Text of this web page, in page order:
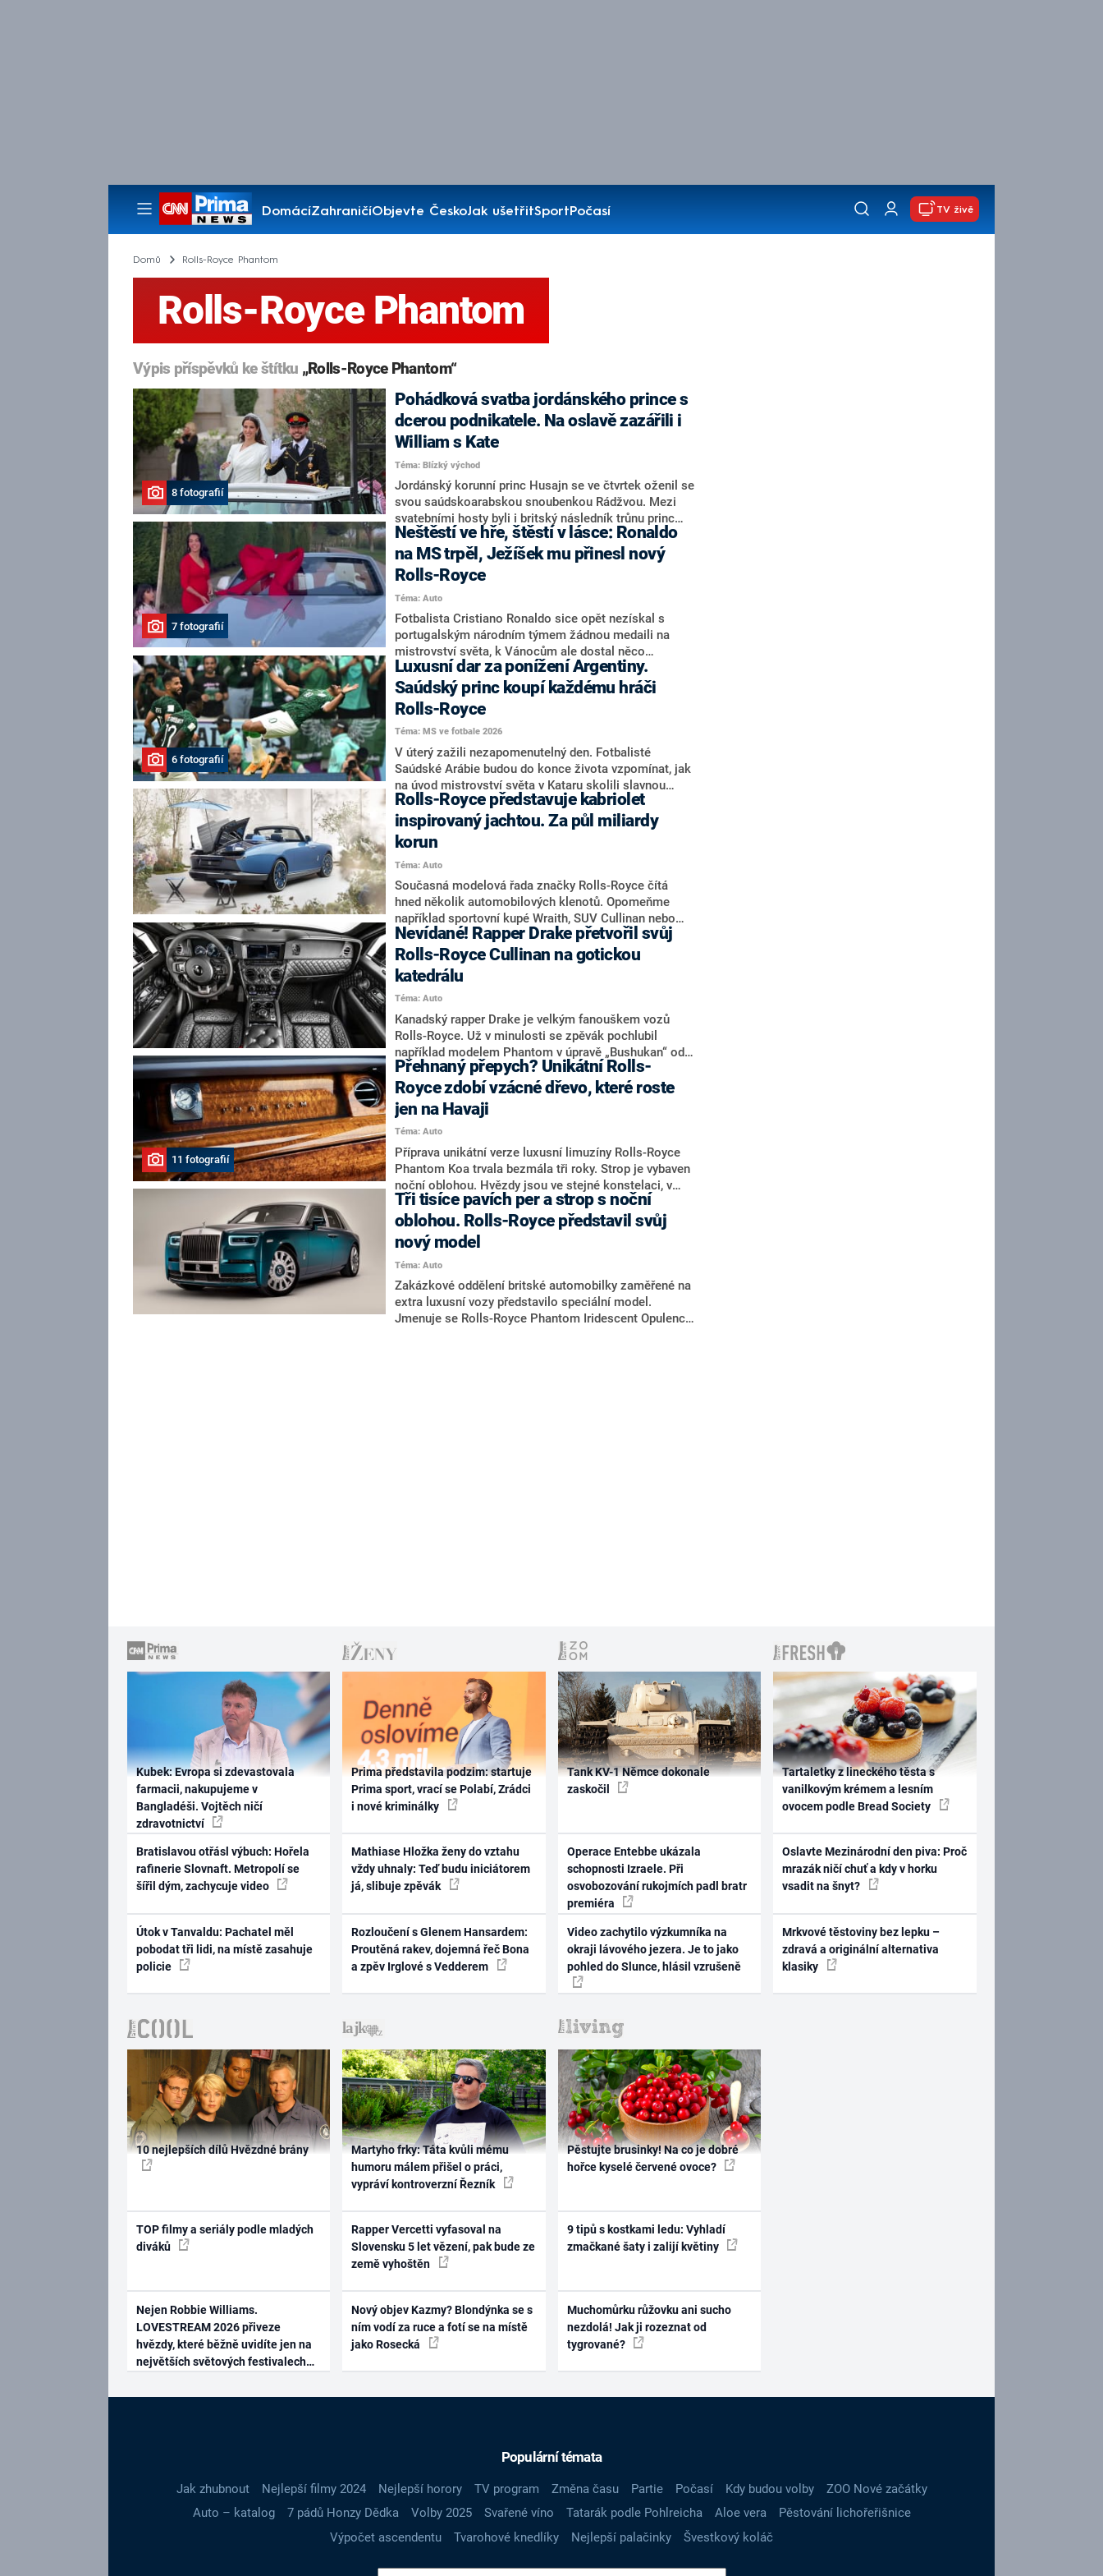
DomácíZahraničíObjevte ČeskoJak ušetřitSportPočasí
Pořady
TV živě
Domů Rolls-Royce Phantom
Rolls-Royce Phantom
Výpis příspěvků ke štítku „Rolls-Royce Phantom“
8 fotografií
Pohádková svatba jordánského prince s
dcerou podnikatele. Na oslavě zazářili i
William s Kate
Téma: Blízký východ
Jordánský korunní princ Husajn se ve čtvrtek oženil se
svou saúdskoarabskou snoubenkou Rádžvou. Mezi
svatebními hosty byli i britský následník trůnu princ
William s manželkou princeznou Catherine,
nizozemský král Vilém-Alexandr či americká první
dáma Jill Bidenová.
7 fotografií
Neštěstí ve hře, štěstí v lásce: Ronaldo
na MS trpěl, Ježíšek mu přinesl nový
Rolls-Royce
Téma: Auto
Fotbalista Cristiano Ronaldo sice opět nezískal s
portugalským národním týmem žádnou medaili na
mistrovství světa, k Vánocům ale dostal něco
pěkného na rozveselení. Jeho partnerka Georgina
Rodriguez mu opatřila opulentní kabriolet Rolls-Royce
Dawn. Pod stromeček se ale nevešel.
6 fotografií
Luxusní dar za ponížení Argentiny.
Saúdský princ koupí každému hráči
Rolls-Royce
Téma: MS ve fotbale 2026
V úterý zažili nezapomenutelný den. Fotbalisté
Saúdské Arábie budou do konce života vzpomínat, jak
na úvod mistrovství světa v Kataru skolili slavnou
Argentinu. A tento triumf jim dlouho bude připomínat
také luxusní vůz Rolls-Royce Phantom. Taková je
odměna, kterou hrdinům slíbil korunní princ
Muhammad bin Salmán.
Rolls-Royce představuje kabriolet
inspirovaný jachtou. Za půl miliardy
korun
Téma: Auto
Současná modelová řada značky Rolls-Royce čítá
hned několik automobilových klenotů. Opomeňme
například sportovní kupé Wraith, SUV Cullinan nebo
třeba luxusní limuzínu Phantom. Britsko-německý
výrobce už ale nedělá jen sériová auta, neboť se
rozhodl vrátit ke svým kořenům a soustředit se mimo
jiné i na zakázkové vozy. Po letech tak přijíždí
znovuzrozený Boat Tail, exkluzivní kabriolet
inspirovaný jachtou, který byl navržen ve spolupráci s
budoucími majiteli.
Nevídané! Rapper Drake přetvořil svůj
Rolls-Royce Cullinan na gotickou
katedrálu
Téma: Auto
Kanadský rapper Drake je velkým fanouškem vozů
Rolls-Royce. Už v minulosti se zpěvák pochlubil
například modelem Phantom v úpravě „Bushukan“ od
společnosti Mansory. Nyní automobilový svět šokoval
dalším zcela jedinečným exemplářem. Své SUV
Cullinan nechal módní firmou Chrome Hearts přetvořit
na jakousi gotickou katedrálu se stovkami křížů, ale i
nápisem „F**k You“.
11 fotografií
Přehnaný přepych? Unikátní Rolls-
Royce zdobí vzácné dřevo, které roste
jen na Havaji
Téma: Auto
Příprava unikátní verze luxusní limuzíny Rolls-Royce
Phantom Koa trvala bezmála tři roky. Strop je vybaven
noční oblohou. Hvězdy jsou ve stejné konstelaci, v
jaké byly v den narození novopečeného majitele.
Tři tisíce pavích per a strop s noční
oblohou. Rolls-Royce představil svůj
nový model
Téma: Auto
Zakázkové oddělení britské automobilky zaměřené na
extra luxusní vozy představilo speciální model.
Jmenuje se Rolls-Royce Phantom Iridescent Opulence,
Kubek: Evropa si zdevastovala
farmacii, nakupujeme v
Bangladéši. Vojtěch ničí
zdravotnictví
Bratislavou otřásl výbuch: Hořela
rafinerie Slovnaft. Metropolí se
šířil dým, zachycuje video
Útok v Tanvaldu: Pachatel měl
pobodat tři lidi, na místě zasahuje
policie
Prima představila podzim: startuje
Prima sport, vrací se Polabí, Zrádci
i nové kriminálky
Mathiase Hložka ženy do vztahu
vždy uhnaly: Teď budu iniciátorem
já, slibuje zpěvák
Rozloučení s Glenem Hansardem:
Proutěná rakev, dojemná řeč Bona
a zpěv Irglové s Vedderem
Tank KV-1 Němce dokonale
zaskočil
Operace Entebbe ukázala
schopnosti Izraele. Při
osvobozování rukojmích padl bratr
premiéra
Video zachytilo výzkumníka na
okraji lávového jezera. Je to jako
pohled do Slunce, hlásil vzrušeně
Tartaletky z lineckého těsta s
vanilkovým krémem a lesním
ovocem podle Bread Society
Oslavte Mezinárodní den piva: Proč
mrazák ničí chuť a kdy v horku
vsadit na šnyt?
Mrkvové těstoviny bez lepku –
zdravá a originální alternativa
klasiky
10 nejlepších dílů Hvězdné brány
TOP filmy a seriály podle mladých
diváků
Nejen Robbie Williams.
LOVESTREAM 2026 přiveze
hvězdy, které běžně uvidíte jen na
největších světových festivalech
Martyho frky: Táta kvůli mému
humoru málem přišel o práci,
vypráví kontroverzní Řezník
Rapper Vercetti vyfasoval na
Slovensku 5 let vězení, pak bude ze
země vyhoštěn
Nový objev Kazmy? Blondýnka se s
ním vodí za ruce a fotí se na místě
jako Rosecká
Pěstujte brusinky! Na co je dobré
hořce kyselé červené ovoce?
9 tipů s kostkami ledu: Vyhladí
zmačkané šaty i zalijí květiny
Muchomůrku růžovku ani sucho
nezdolá! Jak ji rozeznat od
tygrované?
Populární témata
Jak zhubnout Nejlepší filmy 2024 Nejlepší horory TV program Změna času Partie Počasí Kdy budou volby
ZOO Nové začátky
Auto – katalog
7 pádů Honzy Dědka Volby 2025 Svařené víno Tatarák podle Pohlreicha Aloe vera
Pěstování lichořeřišnice
Výpočet ascendentu
Tvarohové knedlíky Nejlepší palačinky Švestkový koláč